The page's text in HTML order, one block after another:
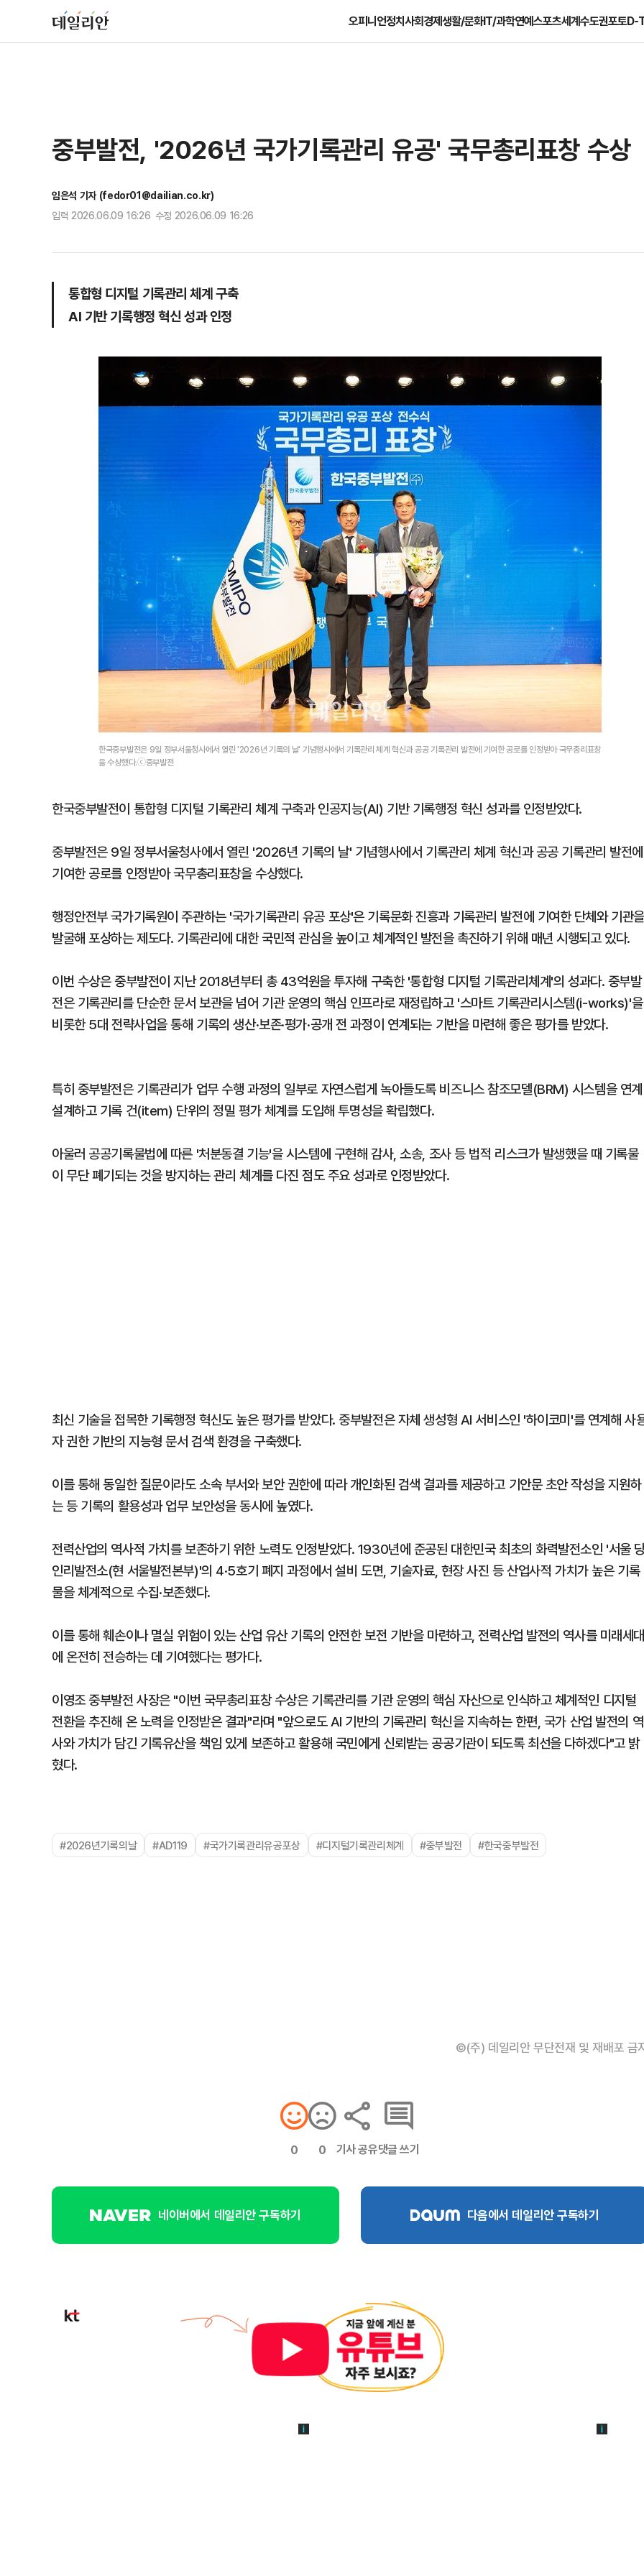
오피니언정치사회경제생활/문화IT/과학연예스포츠세계수도권포토D-
중부발전, '2026년 국가기록관리 유공' 국무총리표창 수상
임은석 기자 (fedor01@dailian.co.kr)
입력 2026.06.09 16:26 수정 2026.06.09 16:26
통합형 디지털 기록관리 체계 구축
AI 기반 기록행정 혁신 성과 인정
한국중부발전은 9일 정부서울청사에서 열린 '2026년 기록의 날' 기념행사에서 기록관리 체계 혁신과 공공 기록관리 발전에 기여한 공로를 인정받아 국무총리표창
을 수상했다.ⓒ중부발전
한국중부발전이 통합형 디지털 기록관리 체계 구축과 인공지능(AI) 기반 기록행정 혁신 성과를 인정받았다.
중부발전은 9일 정부서울청사에서 열린 '2026년 기록의 날' 기념행사에서 기록관리 체계 혁신과 공공 기록관리 발전에
기여한 공로를 인정받아 국무총리표창을 수상했다.
행정안전부 국가기록원이 주관하는 '국가기록관리 유공 포상'은 기록문화 진흥과 기록관리 발전에 기여한 단체와 기관을
발굴해 포상하는 제도다. 기록관리에 대한 국민적 관심을 높이고 체계적인 발전을 촉진하기 위해 매년 시행되고 있다.
이번 수상은 중부발전이 지난 2018년부터 총 43억원을 투자해 구축한 '통합형 디지털 기록관리체계'의 성과다. 중부발
전은 기록관리를 단순한 문서 보관을 넘어 기관 운영의 핵심 인프라로 재정립하고 '스마트 기록관리시스템(i-works)'을
비롯한 5대 전략사업을 통해 기록의 생산·보존·평가·공개 전 과정이 연계되는 기반을 마련해 좋은 평가를 받았다.
특히 중부발전은 기록관리가 업무 수행 과정의 일부로 자연스럽게 녹아들도록 비즈니스 참조모델(BRM) 시스템을 연계
설계하고 기록 건(item) 단위의 정밀 평가 체계를 도입해 투명성을 확립했다.
아울러 공공기록물법에 따른 '처분동결 기능'을 시스템에 구현해 감사, 소송, 조사 등 법적 리스크가 발생했을 때 기록물
이 무단 폐기되는 것을 방지하는 관리 체계를 다진 점도 주요 성과로 인정받았다.
최신 기술을 접목한 기록행정 혁신도 높은 평가를 받았다. 중부발전은 자체 생성형 AI 서비스인 '하이코미'를 연계해 사
자 권한 기반의 지능형 문서 검색 환경을 구축했다.
이를 통해 동일한 질문이라도 소속 부서와 보안 권한에 따라 개인화된 검색 결과를 제공하고 기안문 초안 작성을 지원하
는 등 기록의 활용성과 업무 보안성을 동시에 높였다.
전력산업의 역사적 가치를 보존하기 위한 노력도 인정받았다. 1930년에 준공된 대한민국 최초의 화력발전소인 '서울
인리발전소(현 서울발전본부)'의 4·5호기 폐지 과정에서 설비 도면, 기술자료, 현장 사진 등 산업사적 가치가 높은 기록
물을 체계적으로 수집·보존했다.
이를 통해 훼손이나 멸실 위험이 있는 산업 유산 기록의 안전한 보전 기반을 마련하고, 전력산업 발전의 역사를 미래세
에 온전히 전승하는 데 기여했다는 평가다.
이영조 중부발전 사장은 "이번 국무총리표창 수상은 기록관리를 기관 운영의 핵심 자산으로 인식하고 체계적인 디지털
전환을 추진해 온 노력을 인정받은 결과"라며 "앞으로도 AI 기반의 기록관리 혁신을 지속하는 한편, 국가 산업 발전의 역
사와 가치가 담긴 기록유산을 책임 있게 보존하고 활용해 국민에게 신뢰받는 공공기관이 되도록 최선을 다하겠다"고 밝
혔다.
#2026년기록의날 #AD119 #국가기록관리유공포상 #디지털기록관리체계 #중부발전 #한국중부발전
©(주) 데일리안 무단전재 및 재배포 금
0 0 기사 공유댓글 쓰기
네이버에서 데일리안 구독하기 다음에서 데일리안 구독하기